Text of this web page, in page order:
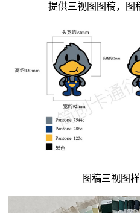
提供三视图图稿，图
图稿三视图